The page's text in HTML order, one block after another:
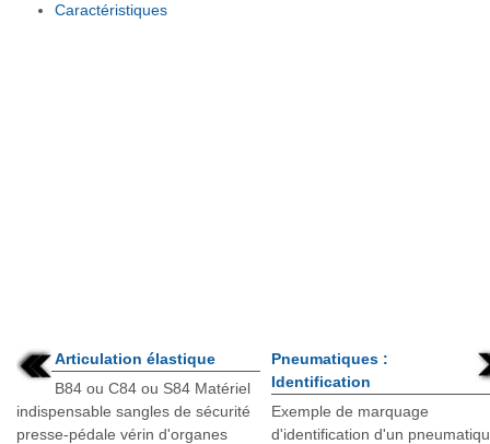
Caractéristiques
Articulation élastique
B84 ou C84 ou S84 Matériel
indispensable sangles de sécurité
presse-pédale vérin d'organes
Pneumatiques :
Identification
Exemple de marquage
d'identification d'un